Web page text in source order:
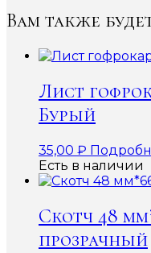
Вам также
Лист
Бурый
35,00 ₽
Есть в наличии
Скотч 48
прозрачный